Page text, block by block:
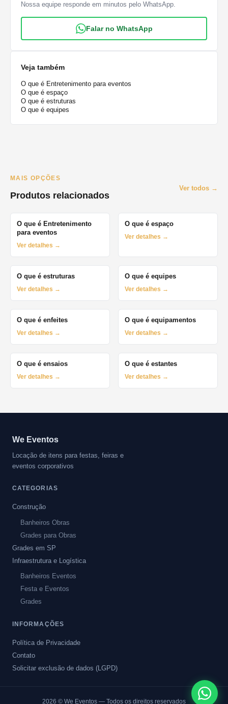
Nossa equipe responde em minutos pelo WhatsApp.
Falar no WhatsApp
Veja também
O que é Entretenimento para eventos
O que é espaço
O que é estruturas
O que é equipes
MAIS OPÇÕES
Produtos relacionados
Ver todos →
O que é Entretenimento
para eventos
Ver detalhes →
O que é espaço
Ver detalhes →
O que é estruturas
Ver detalhes →
O que é equipes
Ver detalhes →
O que é enfeites
Ver detalhes →
O que é equipamentos
Ver detalhes →
O que é ensaios
Ver detalhes →
O que é estantes
Ver detalhes →
We Eventos
Locação de itens para festas, feiras e
eventos corporativos
CATEGORIAS
Construção
Banheiros Obras
Grades para Obras
Grades em SP
Infraestrutura e Logística
Banheiros Eventos
Festa e Eventos
Grades
INFORMAÇÕES
Política de Privacidade
Contato
Solicitar exclusão de dados (LGPD)
2026 © We Eventos — Todos os direitos reservados